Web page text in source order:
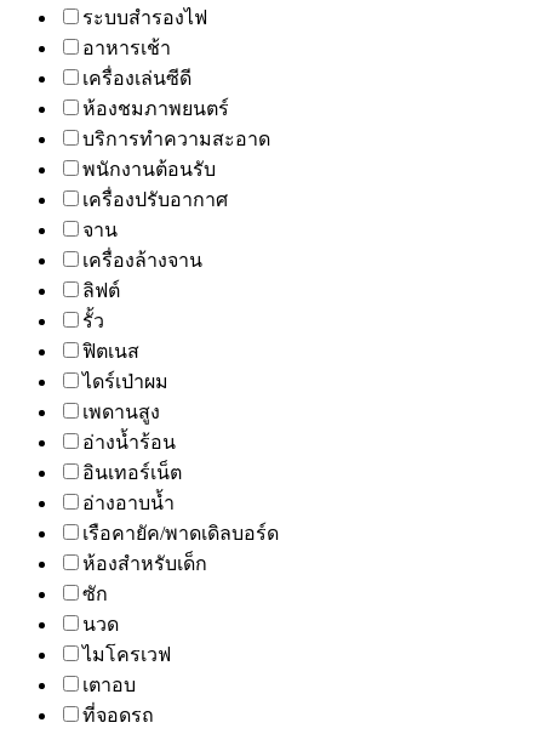
ระบบสำรองไฟ
อาหารเช้า
เครื่องเล่นซีดี
ห้องชมภาพยนตร์
บริการทำความสะอาด
พนักงานต้อนรับ
เครื่องปรับอากาศ
จาน
เครื่องล้างจาน
ลิฟต์
รั้ว
ฟิตเนส
ไดร์เป่าผม
เพดานสูง
อ่างน้ำร้อน
อินเทอร์เน็ต
อ่างอาบน้ำ
เรือคายัค/พาดเดิลบอร์ด
ห้องสำหรับเด็ก
ซัก
นวด
ไมโครเวฟ
เตาอบ
ที่จอดรถ